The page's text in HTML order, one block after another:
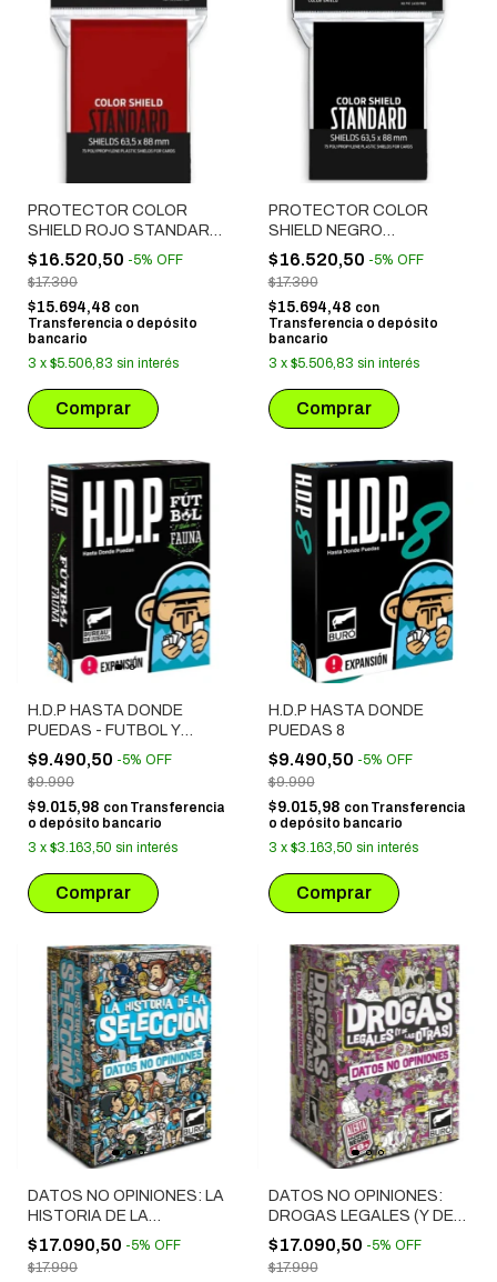
PROTECTOR COLOR
SHIELD ROJO STANDARD
(63.5X88 MM) 75
UNIDADES
$16.520,50 -5% OFF
$17.390
$15.694,48 con
Transferencia o depósito
bancario
3 x $5.506,83 sin interés
PROTECTOR COLOR
SHIELD NEGRO
STANDARD (63.5X88 MM)
75 UNIDADES
$16.520,50 -5% OFF
$17.390
$15.694,48 con
Transferencia o depósito
bancario
3 x $5.506,83 sin interés
H.D.P HASTA DONDE
PUEDAS - FUTBOL Y
TODA SU FAUNA
$9.490,50 -5% OFF
$9.990
$9.015,98 con Transferencia
o depósito bancario
3 x $3.163,50 sin interés
H.D.P HASTA DONDE
PUEDAS 8
$9.490,50 -5% OFF
$9.990
$9.015,98 con Transferencia
o depósito bancario
3 x $3.163,50 sin interés
DATOS NO OPINIONES: LA
HISTORIA DE LA
SELECCION
$17.090,50 -5% OFF
$17.990
DATOS NO OPINIONES:
DROGAS LEGALES (Y DE
LAS OTRAS)
$17.090,50 -5% OFF
$17.990